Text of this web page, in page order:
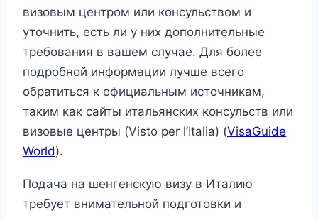
визовым центром или консульством и
уточнить, есть ли у них дополнительные
требования в вашем случае. Для более
подробной информации лучше всего
обратиться к официальным источникам,
таким как сайты итальянских консульств или
визовые центры​ (Visto per l’Italia)​ (VisaGuide
World).
Подача на шенгенскую визу в Италию
требует внимательной подготовки и